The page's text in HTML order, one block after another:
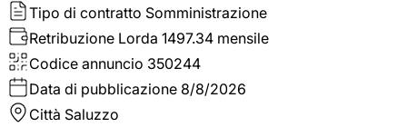
Tipo di contratto Somministrazione
Retribuzione Lorda 1497.34 mensile
Codice annuncio 350244
Data di pubblicazione 8/8/2026
Città Saluzzo